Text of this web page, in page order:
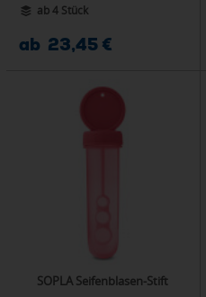
ab 4 Stück
ab 23,45 €
SOPLA Seifenblasen-Stift